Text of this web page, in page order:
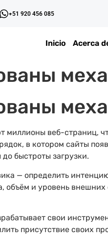
+51 920 456 085
Inicio Acerca
миллионы веб-страниц,
в котором сайты
быстроты загрузки.
— определить
объём и уровень
свои
присутствие своих